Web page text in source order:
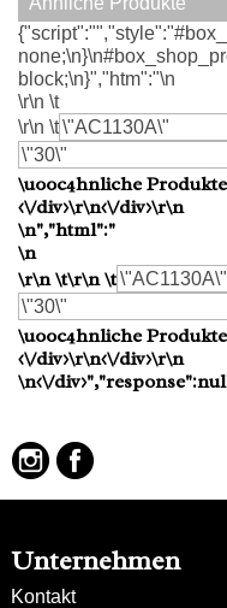
block;\n}","htm":"\n
\r\n \t
\r\n \t
\u00c4hnliche
<\/div>\r\n<\/div>\r\n
\n","html":"
\n
\r\n \t\r\n \t
\u00c4hnliche
<\/div>\r\n<\/div>\r\n
\n<\/
Unternehmen
Kontakt